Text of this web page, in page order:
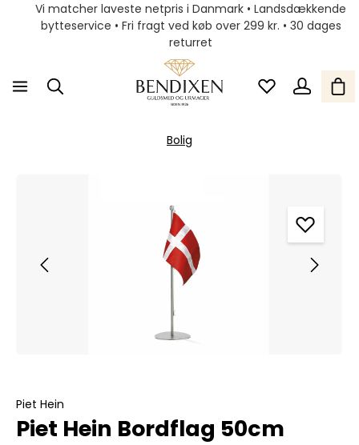
Vi matcher laveste netpris i Danmark • Landsdækkende
bytteservice • Fri fragt ved køb over 299 kr. • 30 dages
returret
Bolig
Piet Hein
Piet Hein Bordflag 50cm